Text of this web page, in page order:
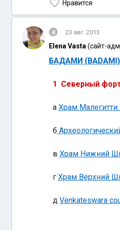
Нравится
4 23 авг. 2013
Elena Vasta (сайт-
БАДАМИ (BADAMI)
1 Северный
а Храм
б
в Храм Нижний
г Храм Верхний
д Venkateswara